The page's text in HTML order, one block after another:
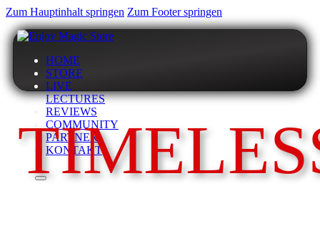
Zum Hauptinhalt springen Zum Footer springen
HOME
STORE
LIVE
LECTURES
REVIEWS
COMMUNITY
PARTNER
KONTAKT